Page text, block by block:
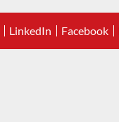
LinkedIn Facebook